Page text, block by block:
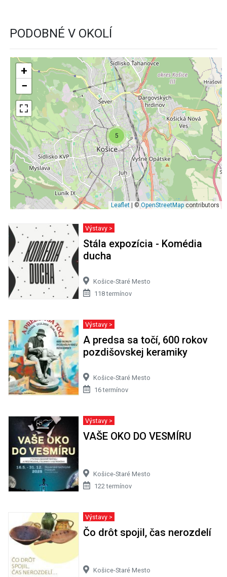
PODOBNÉ V OKOLÍ
5
+
−
Leaflet | © OpenStreetMap contributors
Výstavy >
Stála expozícia - Komédia
ducha
Košice-Staré Mesto
118 termínov
Výstavy >
A predsa sa točí, 600 rokov
pozdišovskej keramiky
Košice-Staré Mesto
16 termínov
Výstavy >
VAŠE OKO DO VESMÍRU
Košice-Staré Mesto
122 termínov
Výstavy >
Čo drôt spojil, čas nerozdelí
Košice-Staré Mesto